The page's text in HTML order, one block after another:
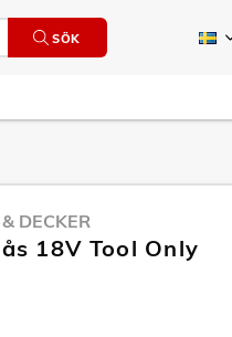
SÖK
DECKER
18V Tool Only